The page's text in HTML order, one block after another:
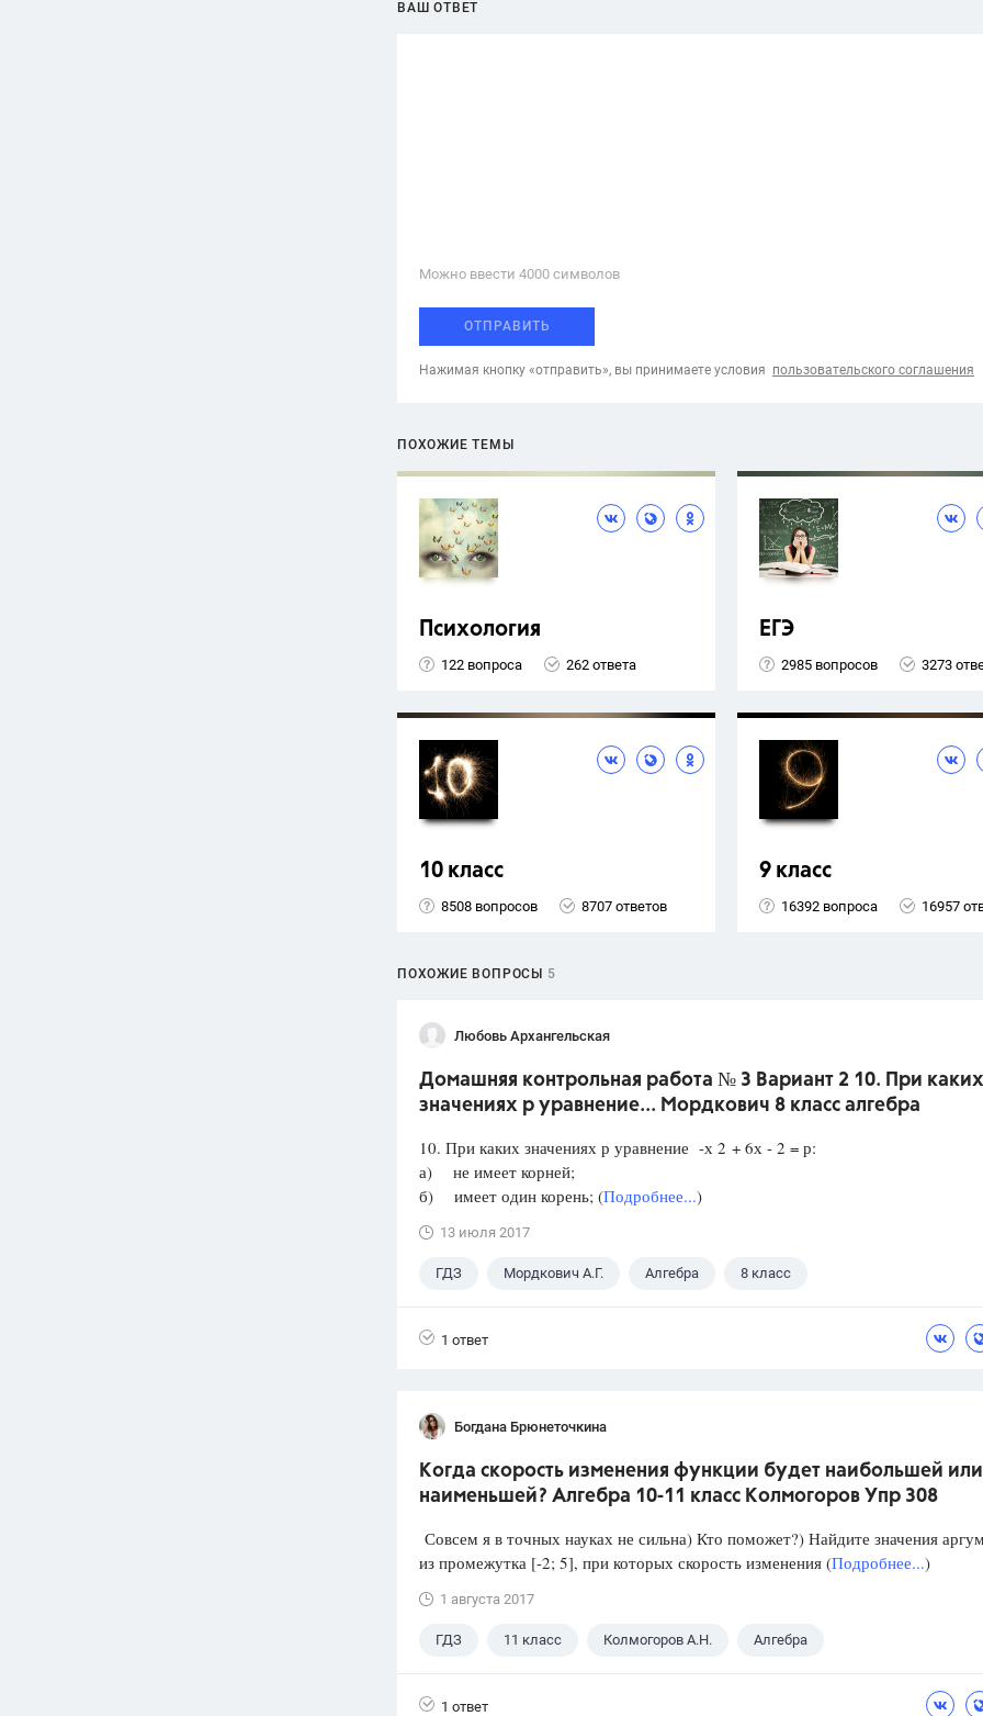
ВАШ ОТВЕТ
Можно ввести 4000 cимволов
ОТПРАВИТЬ
Нажимая кнопку «отправить», вы принимаете условия пользовательского соглашения
ПОХОЖИЕ ТЕМЫ
Психология
122 вопроса 262 ответа
ЕГЭ
2985 вопросов 3273
10 класс
8508 вопросов 8707 ответов
9 класс
16392 вопроса 16957
ПОХОЖИЕ ВОПРОСЫ 5
Любовь Архангельская
Домашняя контрольная работа № 3 Вариант 2 10. При каких
значениях р уравнение... Мордкович 8 класс алгебра
10. При каких значениях р уравнение -х 2 + 6х - 2 = р:
а) не имеет корней;
б) имеет один корень; (Подробнее...)
13 июля 2017
ГДЗ Мордкович А.Г. Алгебра 8 класс
1 ответ
Богдана Брюнеточкина
Когда скорость изменения функции будет наибольшей или
наименьшей? Алгебра 10-11 класс Колмогоров Упр 308
Совсем я в точных науках не сильна) Кто поможет?) Найдите значения
из промежутка [-2; 5], при которых скорость изменения (Подробнее...)
1 августа 2017
ГДЗ 11 класс Колмогоров А.Н. Алгебра
1 ответ